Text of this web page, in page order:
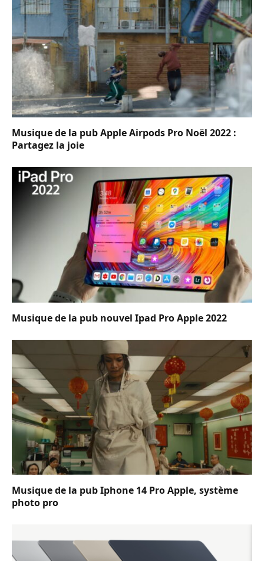
Musique de la pub Apple Airpods Pro Noël 2022 :
Partagez la joie
Musique de la pub nouvel Ipad Pro Apple 2022
Musique de la pub Iphone 14 Pro Apple, système
photo pro